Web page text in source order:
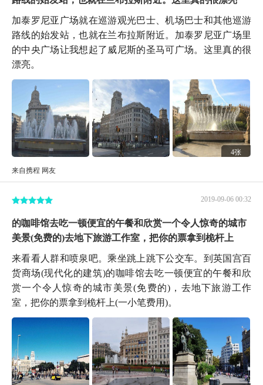
加泰罗尼亚广场就在巡游观光巴士、机场巴士和其他巡游
路线的始发站，也就在兰布拉斯附近。加泰罗尼亚广场里
的中央广场让我想起了威尼斯的圣马可广场。这里真的很
漂亮。
4张
来自携程 网友
2019-09-06 00:32
的咖啡馆去吃一顿便宜的午餐和欣赏一个令人惊奇的城市
美景(免费的)去地下旅游工作室，把你的票拿到桅杆上
来看看人群和喷泉吧。乘坐跳上跳下公交车。到英国宫百
货商场(现代化的建筑)的咖啡馆去吃一顿便宜的午餐和欣
赏一个令人惊奇的城市美景(免费的)，去地下旅游工作
室，把你的票拿到桅杆上(一小笔费用)。